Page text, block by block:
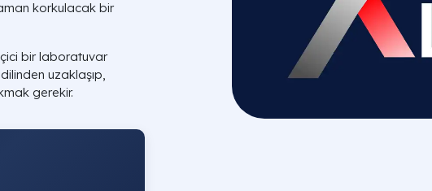
korkulacak bir
bir laboratuvar
uzaklaşıp,
gerekir.